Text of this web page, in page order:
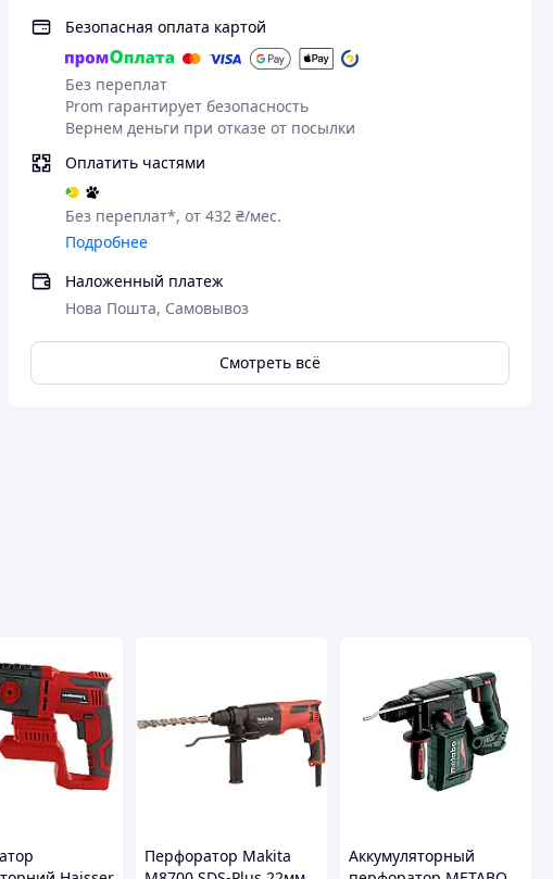
Безопасная оплата картой
Без переплат
Prom гарантирует безопасность
Вернем деньги при отказе от посылки
Оплатить частями
Без переплат*, от 432 ₴/мес.
Подробнее
Наложенный платеж
Нова Пошта, Самовывоз
Смотреть всё
Перфоратор Makita
Аккумуляторный